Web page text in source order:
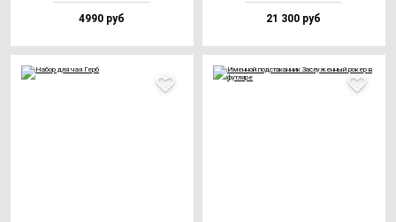
4990 руб 21 300 руб